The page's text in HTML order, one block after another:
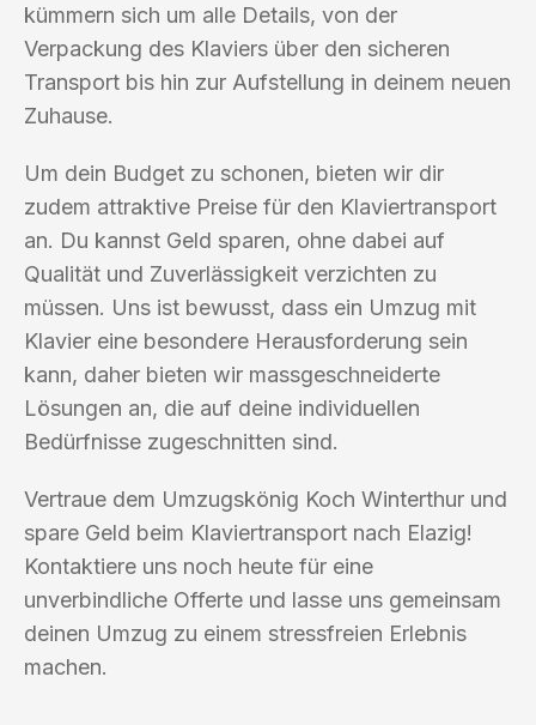
kümmern sich um alle Details, von der
Verpackung des Klaviers über den sicheren
Transport bis hin zur Aufstellung in deinem neuen
Zuhause.
Um dein Budget zu schonen, bieten wir dir
zudem attraktive Preise für den Klaviertransport
an. Du kannst Geld sparen, ohne dabei auf
Qualität und Zuverlässigkeit verzichten zu
müssen. Uns ist bewusst, dass ein Umzug mit
Klavier eine besondere Herausforderung sein
kann, daher bieten wir massgeschneiderte
Lösungen an, die auf deine individuellen
Bedürfnisse zugeschnitten sind.
Vertraue dem Umzugskönig Koch Winterthur und
spare Geld beim Klaviertransport nach Elazig!
Kontaktiere uns noch heute für eine
unverbindliche Offerte und lasse uns gemeinsam
deinen Umzug zu einem stressfreien Erlebnis
machen.